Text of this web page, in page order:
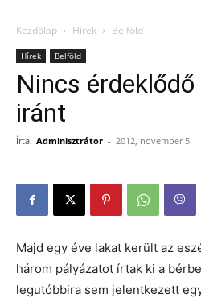
Kezdőlap Hírek Belföld
Hírek Belföld
Nincs
iránt
Írta: Adminisztrátor - 2012, november 5.
Majd egy éve lakat került az
három pályázatot írtak ki a
legutóbbira sem jelentkezett